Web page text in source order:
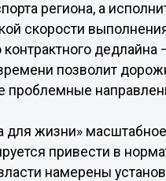
региона, а
скорости
дедлайна
позволит
проблемные
для жизни»
привести в
намерены